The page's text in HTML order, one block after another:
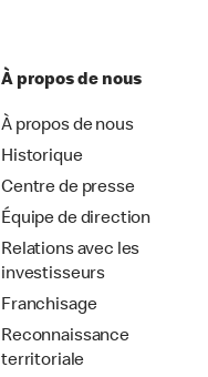
À propos de nous
À propos de nous
Historique
Centre de presse
Équipe de direction
Relations avec les
investisseurs
Franchisage
Reconnaissance
territoriale